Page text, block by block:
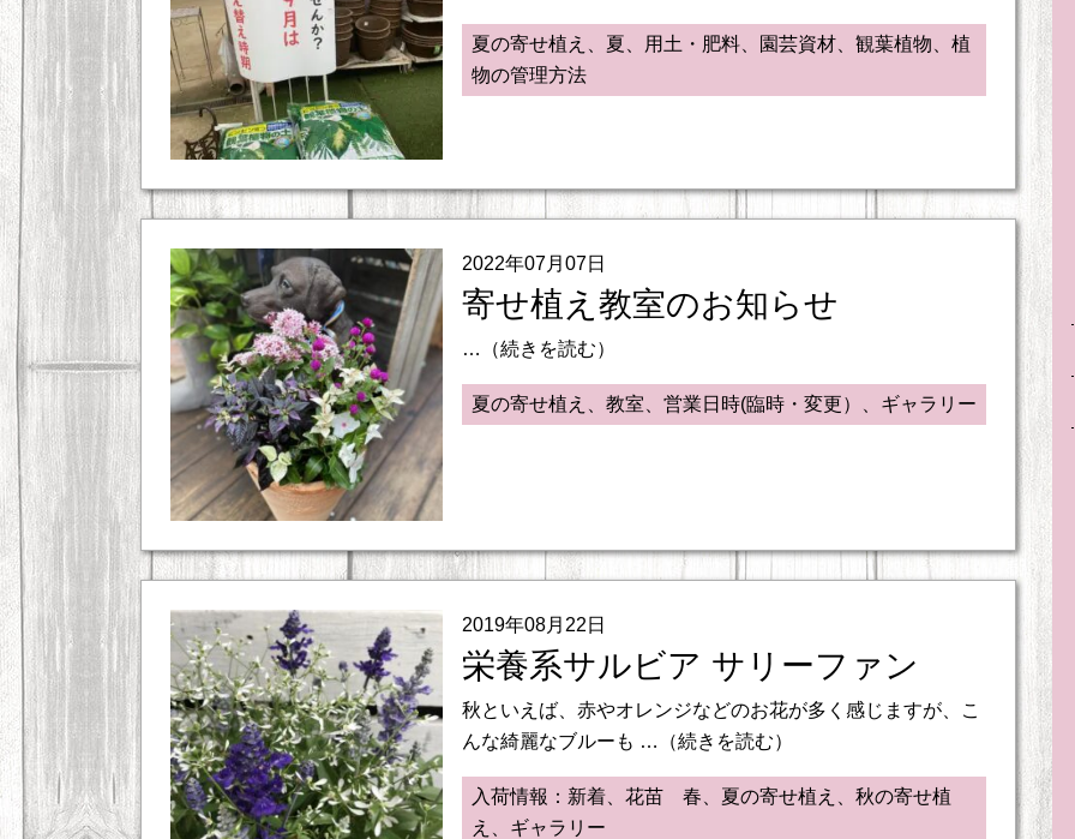
夏の寄せ植え、夏、用土・肥料、園芸資材、観葉植物、植
物の管理方法
2022年07月07日
寄せ植え教室のお知らせ
…（続きを読む）
夏の寄せ植え、教室、営業日時(臨時・変更）、ギャラリー
2019年08月22日
栄養系サルビア サリーファン
秋といえば、赤やオレンジなどのお花が多く感じますが、こ
んな綺麗なブルーも …（続きを読む）
入荷情報：新着、花苗 春、夏の寄せ植え、秋の寄せ植
え、ギャラリー